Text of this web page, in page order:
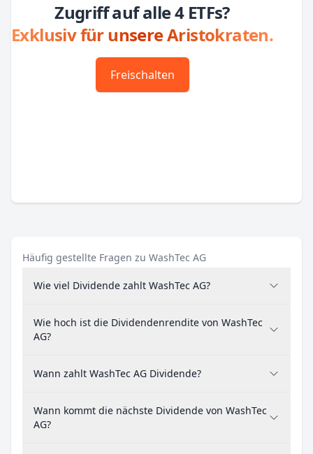
Zugriff auf alle 4 ETFs?
Exklusiv für unsere Aristokraten.
Freischalten
Häufig gestellte Fragen zu WashTec AG
Wie viel Dividende zahlt WashTec AG?
Wie hoch ist die Dividendenrendite von WashTec
AG?
Wann zahlt WashTec AG Dividende?
Wann kommt die nächste Dividende von WashTec
AG?